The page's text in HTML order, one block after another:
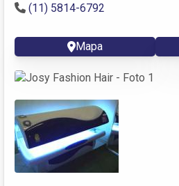
(11) 5814-6792
Mapa